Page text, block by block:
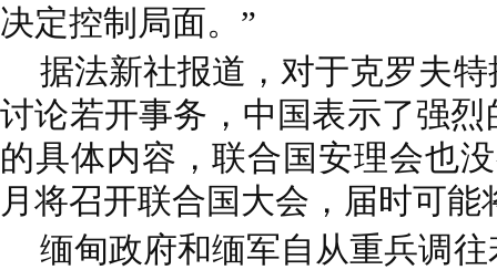
决定控制局面。”
据法新社报道，对于克罗夫
讨论若开事务，中国表示了强
的具体内容，联合国安理会也
月将召开联合国大会，届时可
缅甸政府和缅军自从重兵调